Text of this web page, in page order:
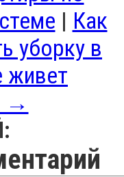
| Как
уборку в
живет
→